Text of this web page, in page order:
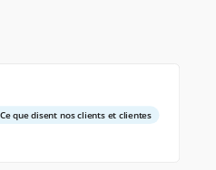
Ce que disent nos clients et clientes